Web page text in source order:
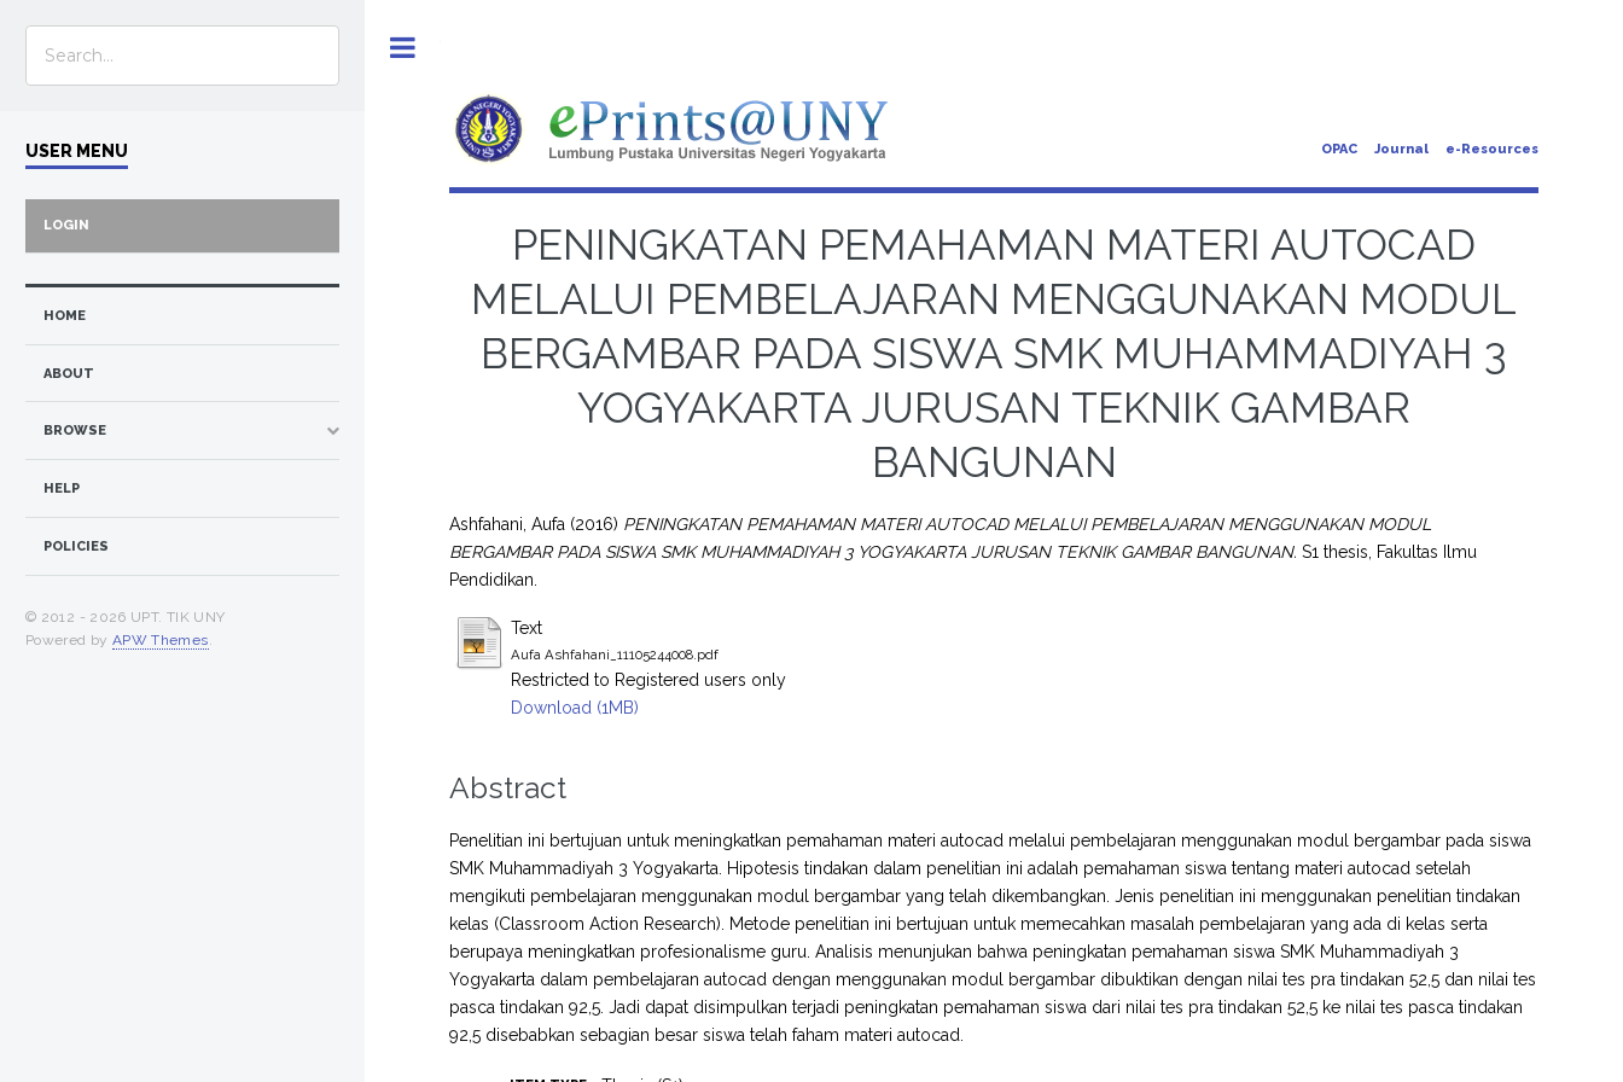
OPAC Journal e-Resources
PENINGKATAN PEMAHAMAN MATERI AUTOCAD
MELALUI PEMBELAJARAN MENGGUNAKAN MODUL
BERGAMBAR PADA SISWA SMK MUHAMMADIYAH 3
YOGYAKARTA JURUSAN TEKNIK GAMBAR
BANGUNAN
Ashfahani, Aufa (2016) PENINGKATAN PEMAHAMAN MATERI AUTOCAD MELALUI PEMBELAJARAN MENGGUNAKAN MODUL
BERGAMBAR PADA SISWA SMK MUHAMMADIYAH 3 YOGYAKARTA JURUSAN TEKNIK GAMBAR BANGUNAN. S1 thesis, Fakultas Ilmu
Pendidikan.
Text
Aufa Ashfahani_11105244008.pdf
Restricted to Registered users only
Download (1MB)
Abstract
Penelitian ini bertujuan untuk meningkatkan pemahaman materi autocad melalui pembelajaran menggunakan modul bergambar pada siswa
SMK Muhammadiyah 3 Yogyakarta. Hipotesis tindakan dalam penelitian ini adalah pemahaman siswa tentang materi autocad setelah
mengikuti pembelajaran menggunakan modul bergambar yang telah dikembangkan. Jenis penelitian ini menggunakan penelitian tindakan
kelas (Classroom Action Research). Metode penelitian ini bertujuan untuk memecahkan masalah pembelajaran yang ada di kelas serta
berupaya meningkatkan profesionalisme guru. Analisis menunjukan bahwa peningkatan pemahaman siswa SMK Muhammadiyah 3
Yogyakarta dalam pembelajaran autocad dengan menggunakan modul bergambar dibuktikan dengan nilai tes pra tindakan 52,5 dan nilai tes
pasca tindakan 92,5. Jadi dapat disimpulkan terjadi peningkatan pemahaman siswa dari nilai tes pra tindakan 52,5 ke nilai tes pasca tindakan
92,5 disebabkan sebagian besar siswa telah faham materi autocad.
USER MENU
LOGIN
HOME
ABOUT
BROWSE
HELP
POLICIES
© 2012 - 2026 UPT. TIK UNY
Powered by APW Themes